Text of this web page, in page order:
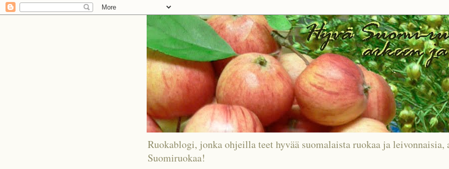
Ruokablogi, jonka ohjeilla teet hyvää suomalaista ruokaa ja leivonnaisia,
Suomiruokaa!